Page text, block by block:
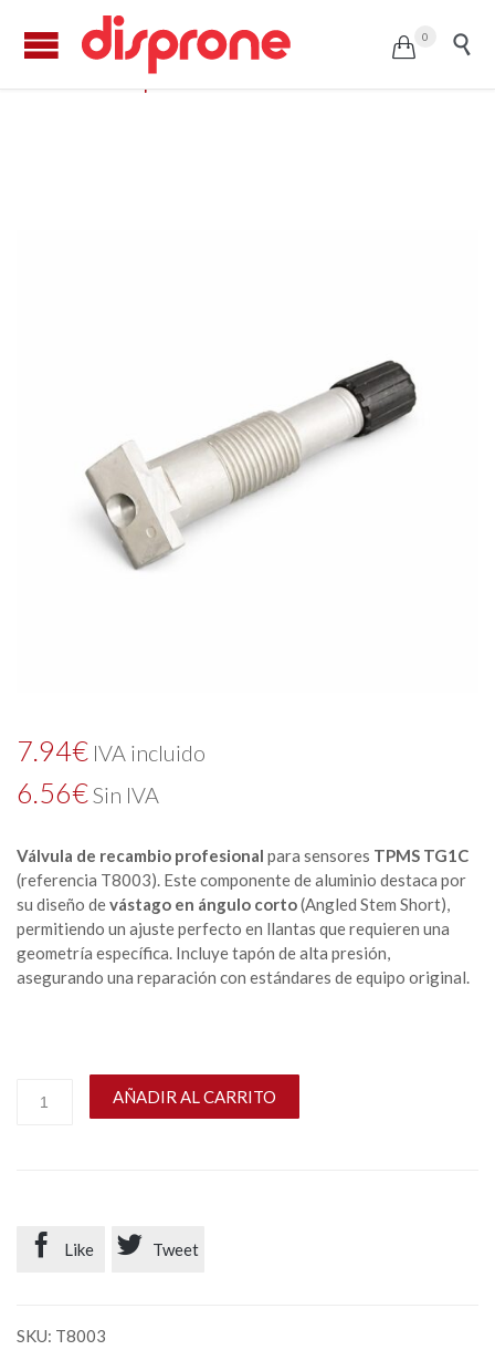
 0 
Válvula repuesto de sensor TPMS T8003
7.94€ IVA incluido
6.56€Sin IVA
Válvula de recambio profesional para sensores TPMS TG1C
(referencia T8003). Este componente de aluminio destaca por
su diseño devástago en ángulo corto(Angled Stem Short),
permitiendo un ajuste perfecto en llantas que requieren una
geometría específica. Incluye tapón de alta presión,
asegurando una reparación con estándares de equipo original.
AÑADIR AL CARRITO
 Like  Tweet
SKU: T8003